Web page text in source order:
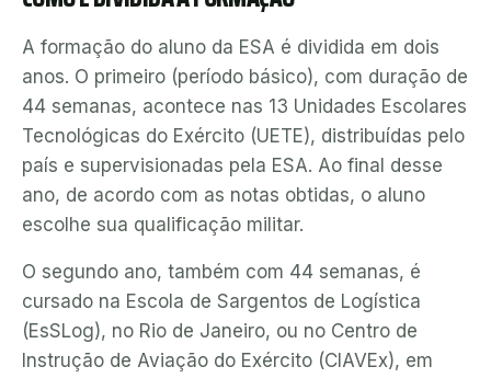
A formação do aluno da ESA é dividida em dois
anos. O primeiro (período básico), com duração de
44 semanas, acontece nas 13 Unidades Escolares
Tecnológicas do Exército (UETE), distribuídas pelo
país e supervisionadas pela ESA. Ao final desse
ano, de acordo com as notas obtidas, o aluno
escolhe sua qualificação militar.
O segundo ano, também com 44 semanas, é
cursado na Escola de Sargentos de Logística
(EsSLog), no Rio de Janeiro, ou no Centro de
Instrução de Aviação do Exército (CIAVEx), em